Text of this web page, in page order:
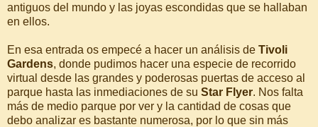
antiguos del mundo y las joyas escondidas que se hallaban
en ellos.
En esa entrada os empecé a hacer un análisis de Tivoli
Gardens, donde pudimos hacer una especie de recorrido
virtual desde las grandes y poderosas puertas de acceso al
parque hasta las inmediaciones de su Star Flyer. Nos falta
más de medio parque por ver y la cantidad de cosas que
debo analizar es bastante numerosa, por lo que sin más